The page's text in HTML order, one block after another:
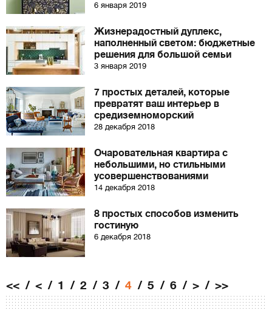
6 января 2019
Жизнерадостный дуплекс,
наполненный светом: бюджетные
решения для большой семьи
3 января 2019
7 простых деталей, которые
превратят ваш интерьер в
средиземноморский
28 декабря 2018
Очаровательная квартира с
небольшими, но стильными
усовершенствованиями
14 декабря 2018
8 простых способов изменить
гостиную
6 декабря 2018
<< < 1 2 3 4 5 6 > >>